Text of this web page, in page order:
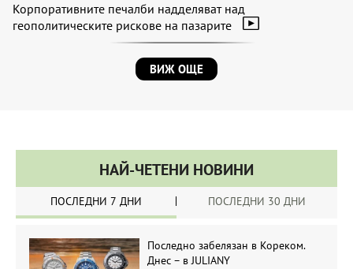
Корпоративните печалби надделяват над
геополитическите рискове на пазарите
ВИЖ ОЩЕ
НАЙ-ЧЕТЕНИ НОВИНИ
ПОСЛЕДНИ 7 ДНИ ПОСЛЕДНИ 30 ДНИ
Последно забелязан в Кореком.
Днес – в JULIANY